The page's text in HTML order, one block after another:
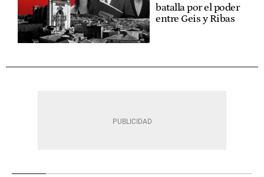
batalla por el poder
entre Geis y Ribas